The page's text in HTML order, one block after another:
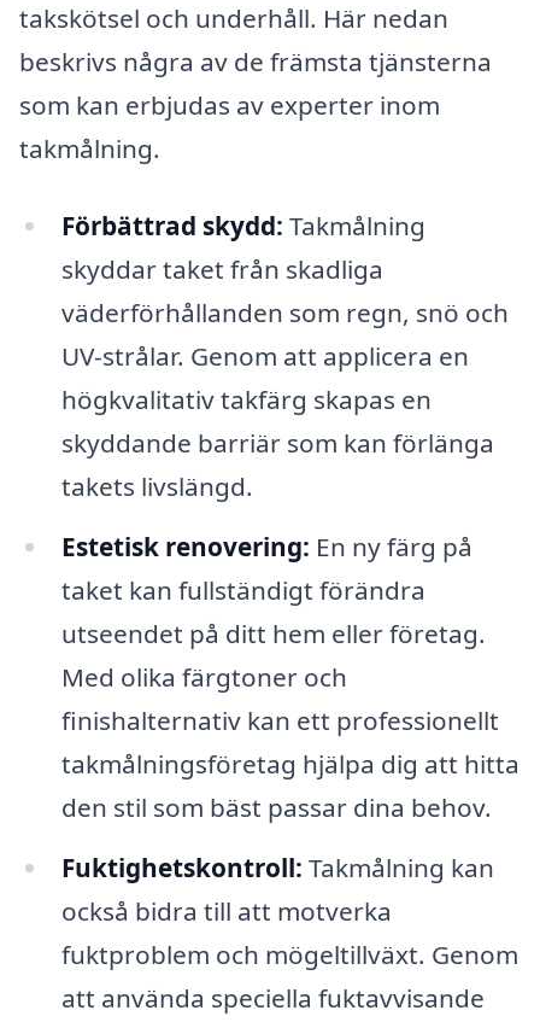
takskötsel och underhåll. Här nedan
beskrivs några av de främsta tjänsterna
som kan erbjudas av experter inom
takmålning.
Förbättrad skydd: Takmålning
skyddar taket från skadliga
väderförhållanden som regn, snö och
UV-strålar. Genom att applicera en
högkvalitativ takfärg skapas en
skyddande barriär som kan förlänga
takets livslängd.
Estetisk renovering: En ny färg på
taket kan fullständigt förändra
utseendet på ditt hem eller företag.
Med olika färgtoner och
finishalternativ kan ett professionellt
takmålningsföretag hjälpa dig att hitta
den stil som bäst passar dina behov.
Fuktighetskontroll: Takmålning kan
också bidra till att motverka
fuktproblem och mögeltillväxt. Genom
att använda speciella fuktavvisande